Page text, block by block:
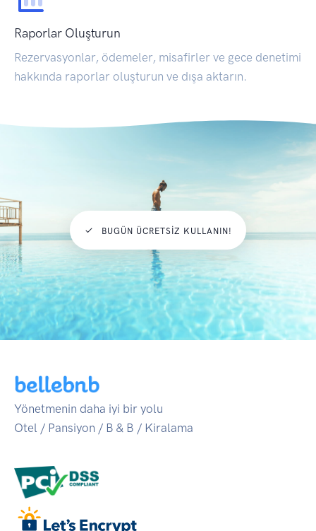
Raporlar Oluşturun
Rezervasyonlar, ödemeler, misafirler ve gece denetimi
hakkında raporlar oluşturun ve dışa aktarın.
BUGÜN ÜCRETSIZ KULLANIN!
Yönetmenin daha iyi bir yolu
Otel / Pansiyon / B & B / Kiralama